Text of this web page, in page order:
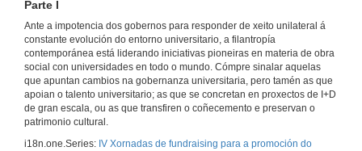
Parte I
Ante a impotencia dos gobernos para responder de xeito unilateral á
constante evolución do entorno universitario, a filantropía
contemporánea está liderando iniciativas pioneiras en materia de obra
social con universidades en todo o mundo. Cómpre sinalar aquelas
que apuntan cambios na gobernanza universitaria, pero tamén as que
apoian o talento universitario; as que se concretan en proxectos de I+D
de gran escala, ou as que transfiren o coñecemento e preservan o
patrimonio cultural.
i18n.one.Series: IV Xornadas de fundraising para a promoción do
4 de maio de 2017
4 de maio de 2017